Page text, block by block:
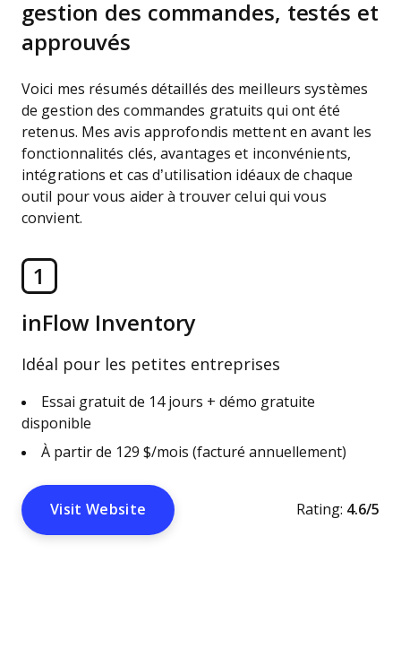
gestion des commandes, testés et
approuvés
Voici mes résumés détaillés des meilleurs systèmes
de gestion des commandes gratuits qui ont été
retenus. Mes avis approfondis mettent en avant les
fonctionnalités clés, avantages et inconvénients,
intégrations et cas d’utilisation idéaux de chaque
outil pour vous aider à trouver celui qui vous
convient.
1
inFlow Inventory
Idéal pour les petites entreprises
Essai gratuit de 14 jours + démo gratuite
disponible
À partir de 129 $/mois (facturé annuellement)
Visit Website Rating: 4.6/5